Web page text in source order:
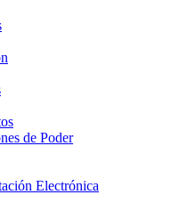
de Poder
Electrónica